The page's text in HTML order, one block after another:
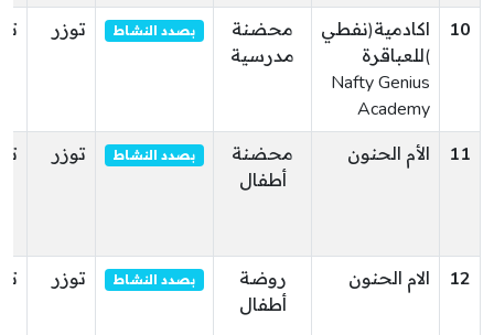
10
اكادمية(نفطي
)للعباقرة
Nafty Genius
Academy
محضنة
مدرسية
بصدد النشاط توزر
11 الأم الحنون
محضنة
أطفال
بصدد النشاط توزر
12 الام الحنون
روضة
أطفال
بصدد النشاط توزر